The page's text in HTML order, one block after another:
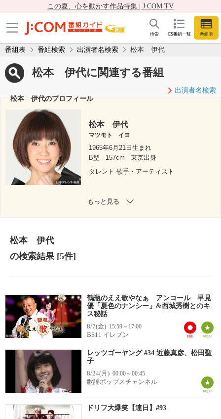
この夏、心を動かす作品特集 | J:COM TV
CS番組一覧 番組表
検索
番組表 番組検索 出演者名検索 松本 伊代
松本 伊代に関連する番組
出演者名検索
松本 伊代のプロフィール
松本 伊代
マツモト イヨ
1965年6月21日生まれ
B型
157cm
東京出身
タレント 歌手・アーティスト
もっと見る
松本 伊代
の検索結果[5件]
鶴瓶のええ歌やなぁ アンコール 早見
優「夏色のナンシー」&西城秀樹とのキ
ス秘話
8/7(金) 15:59～17:00
BS11 イレブン
レッツゴーヤング #34 近藤真彦、松田聖
子
8/24(月) 00:00～00:45
歌謡ポップスチャンネル
ドリフ大爆笑【連日】#93